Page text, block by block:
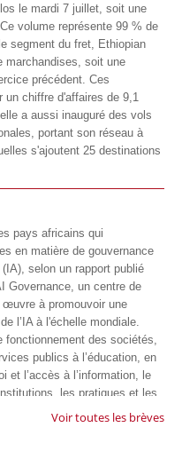
le mardi 7 juillet, soit une
volume représente 99 % de
segment du fret, Ethiopian
marchandises, soit une
précédent. Ces
un chiffre d'affaires de 9,1
a aussi inauguré des vols
portant son réseau à
s'ajoutent 25 destinations
pays africains qui
en matière de gouvernance
selon un rapport publié
Governance, un centre de
œuvre à promouvoir une
l’IA à l'échelle mondiale.
fonctionnement des sociétés,
publics à l’éducation, en
et l’accès à l’information, le
les pratiques et les
favorisent un déploiement
Voir toutes les brèves